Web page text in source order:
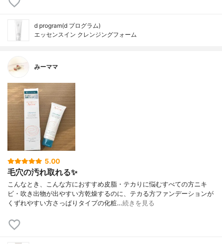
d program(d プログラム)
エッセンスイン クレンジングフォーム
みーママ
5.00
毛穴の汚れ取れる✨
こんなとき、こんな方におすすめ皮脂・テカりに悩むすべての方ニキ
ビ・吹き出物が出やすい方乾燥するのに、テカる方ファンデーションが
くずれやすい方さっぱりタイプの化粧…続きを見る